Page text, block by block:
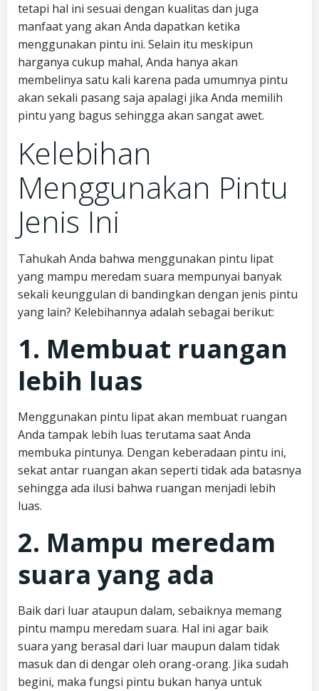
tetapi hal ini sesuai dengan kualitas dan juga
manfaat yang akan Anda dapatkan ketika
menggunakan pintu ini. Selain itu meskipun
harganya cukup mahal, Anda hanya akan
membelinya satu kali karena pada umumnya pintu
akan sekali pasang saja apalagi jika Anda memilih
pintu yang bagus sehingga akan sangat awet.
Kelebihan
Menggunakan Pintu
Jenis Ini
Tahukah Anda bahwa menggunakan pintu lipat
yang mampu meredam suara mempunyai banyak
sekali keunggulan di bandingkan dengan jenis pintu
yang lain? Kelebihannya adalah sebagai berikut:
1. Membuat ruangan
lebih luas
Menggunakan pintu lipat akan membuat ruangan
Anda tampak lebih luas terutama saat Anda
membuka pintunya. Dengan keberadaan pintu ini,
sekat antar ruangan akan seperti tidak ada batasnya
sehingga ada ilusi bahwa ruangan menjadi lebih
luas.
2. Mampu meredam
suara yang ada
Baik dari luar ataupun dalam, sebaiknya memang
pintu mampu meredam suara. Hal ini agar baik
suara yang berasal dari luar maupun dalam tidak
masuk dan di dengar oleh orang-orang. Jika sudah
begini, maka fungsi pintu bukan hanya untuk